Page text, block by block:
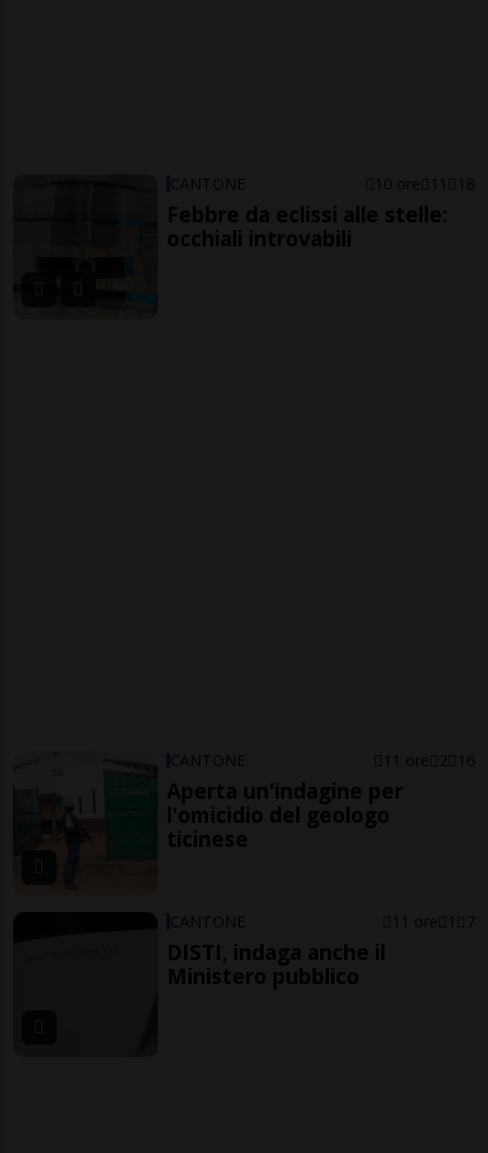
CANTONE 10 ore 11 18
Febbre da eclissi alle stelle:
occhiali introvabili
CANTONE 11 ore 2 16
Aperta un'indagine per
l'omicidio del geologo
ticinese
CANTONE 11 ore 1 7
DISTI, indaga anche il
Ministero pubblico